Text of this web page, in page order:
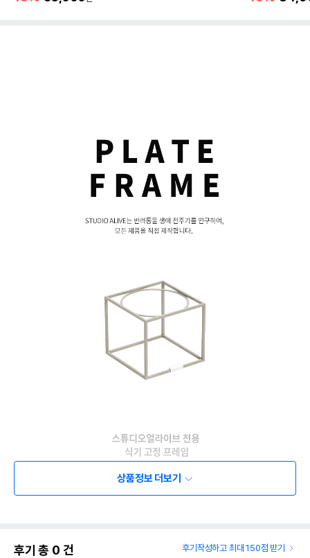
상품정보 더보기
후기 총 0 건 후기작성하고 최대 150점 받기